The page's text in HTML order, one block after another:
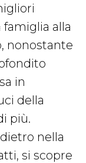
famiglia alla
nonostante
in
della
più.
nella
si scopre